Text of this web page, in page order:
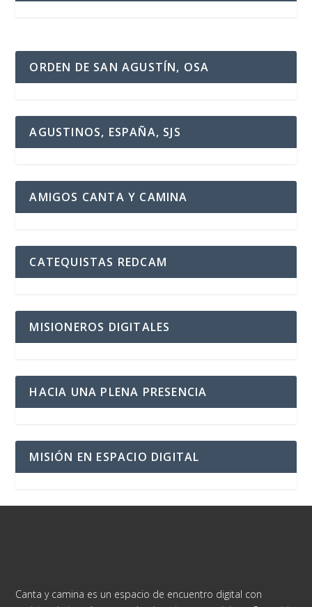
ORDEN DE SAN AGUSTÍN, OSA
AGUSTINOS, ESPAÑA, SJS
AMIGOS CANTA Y CAMINA
CATEQUISTAS REDCAM
MISIONEROS DIGITALES
HACIA UNA PLENA PRESENCIA
MISIÓN EN ESPACIO DIGITAL
Canta y camina es un espacio de encuentro digital con